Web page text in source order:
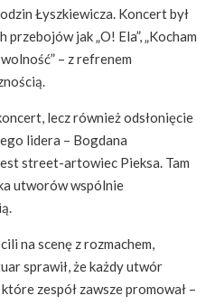
Łyszkiewicza. Koncert był
jak „O! Ela”, „Kocham
wolność” – z refrenem
lecz również odsłonięcie
lidera – Bogdana
street-artowiec Pieksa. Tam
utworów wspólnie
na scenę z rozmachem,
sprawił, że każdy utwór
zespół zawsze promował –